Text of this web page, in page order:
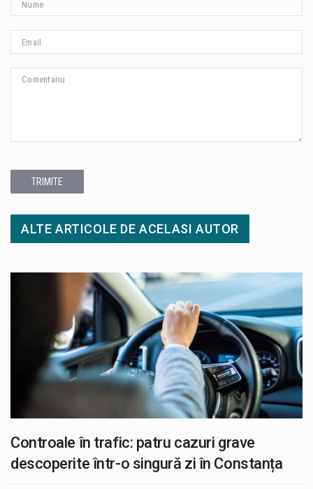
TRIMITE
ALTE ARTICOLE DE ACELASI AUTOR
Controale în trafic: patru cazuri grave
descoperite într-o singură zi în Constanța